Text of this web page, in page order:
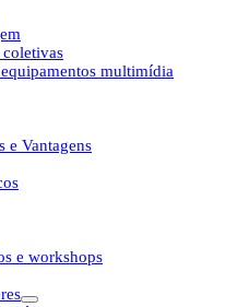
coletivas
multimídia
e Vantagens
e workshops